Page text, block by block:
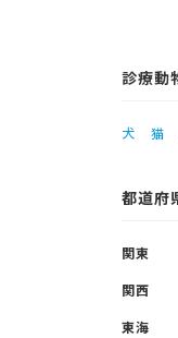
診療動
犬 猫
都道府
関東
関西
東海